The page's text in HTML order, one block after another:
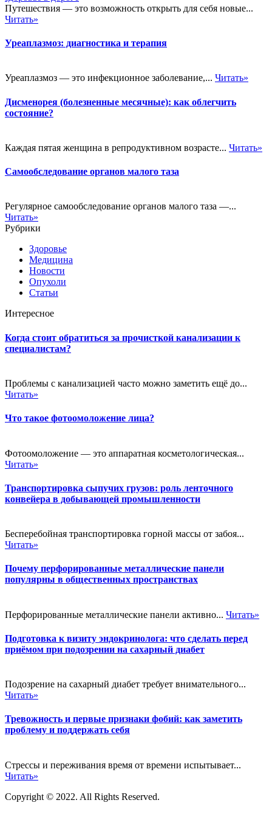
Путешествия — это возможность открыть для себя новые...
Читать»
Уреаплазмоз: диагностика и терапия
Уреаплазмоз — это инфекционное заболевание,... Читать»
Дисменорея (болезненные месячные): как облегчить
состояние?
Каждая пятая женщина в репродуктивном возрасте... Читать»
Самообследование органов малого таза
Регулярное самообследование органов малого таза —...
Читать»
Рубрики
Здоровье
Медицина
Новости
Опухоли
Статьи
Интересное
Когда стоит обратиться за прочисткой канализации к
специалистам?
Проблемы с канализацией часто можно заметить ещё до...
Читать»
Что такое фотоомоложение лица?
Фотоомоложение — это аппаратная косметологическая...
Читать»
Транспортировка сыпучих грузов: роль ленточного
конвейера в добывающей промышленности
Бесперебойная транспортировка горной массы от забоя...
Читать»
Почему перфорированные металлические панели
популярны в общественных пространствах
Перфорированные металлические панели активно... Читать»
Подготовка к визиту эндокринолога: что сделать перед
приёмом при подозрении на сахарный диабет
Подозрение на сахарный диабет требует внимательного...
Читать»
Тревожность и первые признаки фобий: как заметить
проблему и поддержать себя
Стрессы и переживания время от времени испытывает...
Читать»
Copyright © 2022. All Rights Reserved.